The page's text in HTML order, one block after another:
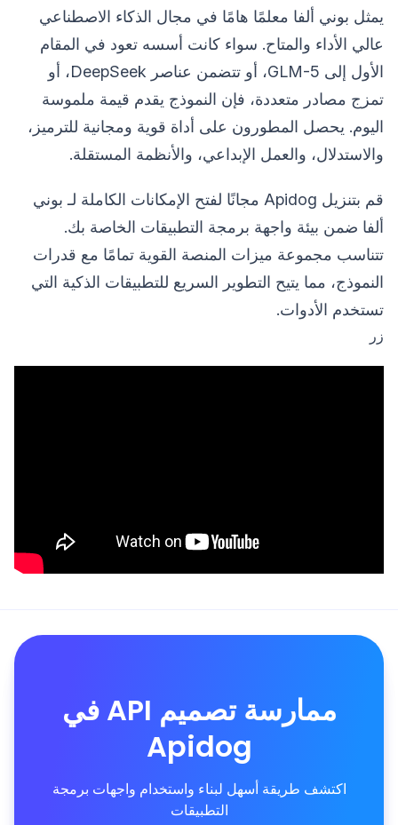
يمثل بوني ألفا معلمًا هامًا في مجال الذكاء الاصطناعي
عالي الأداء والمتاح. سواء كانت أسسه تعود في المقام
الأول إلى GLM-5، أو تتضمن عناصر DeepSeek، أو
تمزج مصادر متعددة، فإن النموذج يقدم قيمة ملموسة
اليوم. يحصل المطورون على أداة قوية ومجانية للترميز،
والاستدلال، والعمل الإبداعي، والأنظمة المستقلة.
قم بتنزيل Apidog مجانًا لفتح الإمكانات الكاملة لـ بوني
ألفا ضمن بيئة واجهة برمجة التطبيقات الخاصة بك.
تتناسب مجموعة ميزات المنصة القوية تمامًا مع قدرات
النموذج، مما يتيح التطوير السريع للتطبيقات الذكية التي
تستخدم الأدوات.
زر
ممارسة تصميم API في
Apidog
اكتشف طريقة أسهل لبناء واستخدام واجهات برمجة
التطبيقات